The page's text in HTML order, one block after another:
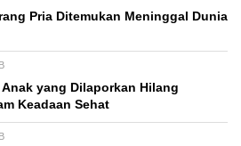
Pria Ditemukan Meninggal Dunia
yang Dilaporkan Hilang
Keadaan Sehat